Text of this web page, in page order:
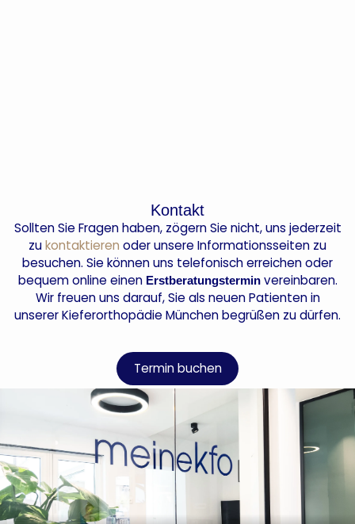
Kontakt
Sollten Sie Fragen haben, zögern Sie nicht, uns jederzeit
zukontaktieren oder unsere Informationsseiten zu
besuchen. Sie können uns telefonisch erreichen oder
bequem online einen Erstberatungsterminvereinbaren.
Wir freuen uns darauf, Sie als neuen Patienten in
unserer Kieferorthopädie München begrüßen zu dürfen.
Termin buchen